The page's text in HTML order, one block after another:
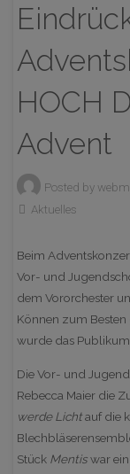
HOCH
Advent
Posted by
Aktuelles
Beim
Vor- und
dem Vororchester
Können zum
wurde das
Die Vor- und
Rebecca Maier die
werde Lichtauf die
Stück Mentiswar ein